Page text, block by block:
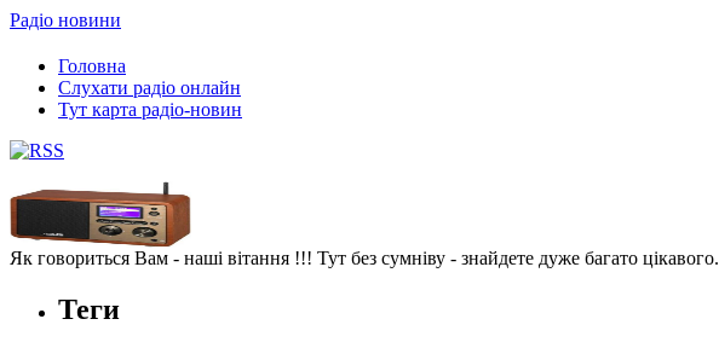
Радіо новини
Головна
Слухати радіо онлайн
Тут карта радіо-новин
Як говориться Вам - наші вітання !!! Тут без сумніву - знайдете дуже багато цікавого.
Теги